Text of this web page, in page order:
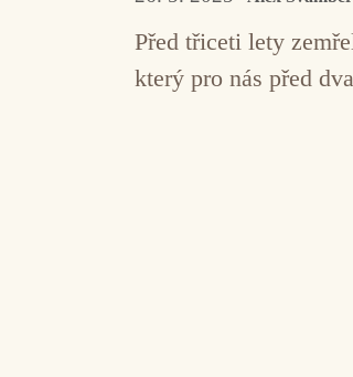
Před třiceti lety
který pro nás před